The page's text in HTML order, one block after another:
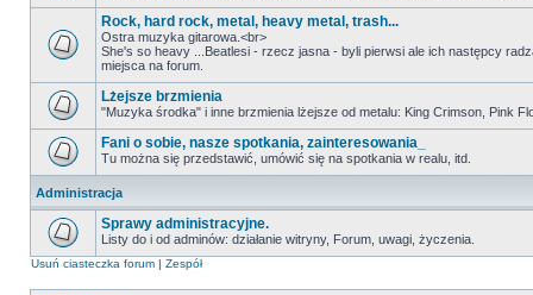
Rock, hard rock, metal, heavy metal, trash...
Ostra muzyka gitarowa.<br>
She's so heavy ...Beatlesi - rzecz jasna - byli pierwsi ale ich następcy
miejsca na forum.
Lżejsze brzmienia
"Muzyka środka" i inne brzmienia lżejsze od metalu: King Crimson, Pink
Fani o sobie, nasze spotkania, zainteresowania_
Tu można się przedstawić, umówić się na spotkania w realu, itd.
Administracja
Sprawy administracyjne.
Listy do i od adminów: działanie witryny, Forum, uwagi, życzenia.
Usuń ciasteczka forum | Zespół